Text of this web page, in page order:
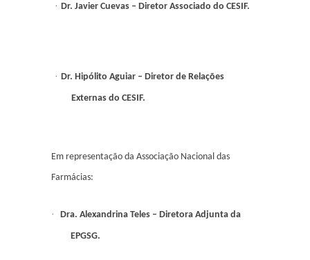
· Dr. Javier Cuevas – Diretor Associado do CESIF.
· Dr. Hipólito Aguiar – Diretor de Relações
Externas do CESIF.
Em representação da Associação Nacional das
Farmácias:
· Dra. Alexandrina Teles – Diretora Adjunta da
EPGSG.